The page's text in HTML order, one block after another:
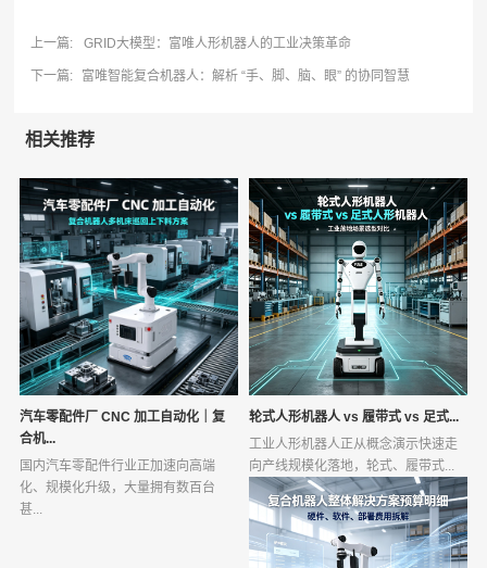
上一篇: GRID大模型：富唯人形机器人的工业决策革命
下一篇: 富唯智能复合机器人：解析 “手、脚、脑、眼” 的协同智慧
相关推荐
汽车零配件厂 CNC 加工自动化｜复
合机...
国内汽车零配件行业正加速向高端
化、规模化升级，大量拥有数百台
甚...
轮式人形机器人 vs 履带式 vs 足式...
工业人形机器人正从概念演示快速走
向产线规模化落地，轮式、履带式...